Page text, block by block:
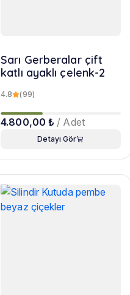
Sarı Gerberalar çift
katlı ayaklı çelenk-2
4.8 (99)
4.800,00 ₺ / Adet
Detayı Gör